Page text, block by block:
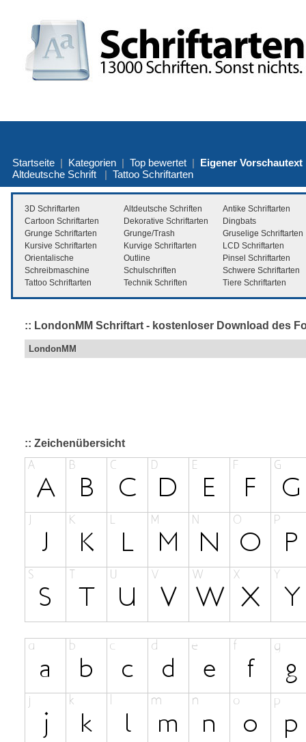
Startseite | Kategorien | Top bewertet | Eigener Vorschautext
Altdeutsche Schrift | Tattoo Schriftarten
3D Schriftarten Altdeutsche Schriften
Antike Schriftarten
Cartoon Schriftarten
Dekorative Schriftarten
Dingbats
Grunge Schriftarten
Grunge/Trash
Gruselige Schriftarten
Kursive Schriftarten
Kurvige Schriftarten
LCD Schriftarten
Orientalische
Outline
Pinsel Schriftarten
Schreibmaschine
Schulschriften
Schwere Schriftarten
Tattoo Schriftarten
Technik Schriften Tiere Schriftarten
:: LondonMM Schriftart - kostenloser Download des
LondonMM
:: Zeichenübersicht